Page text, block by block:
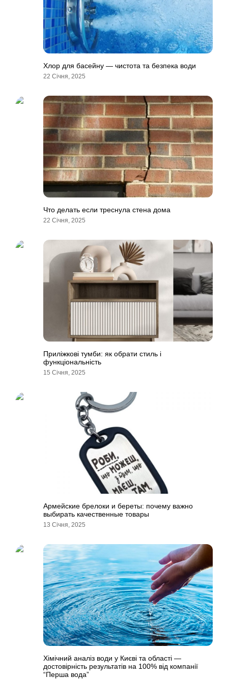
Хлор для басейну — чистота та безпека води
22 Січня, 2025
Что делать если треснула стена дома
22 Січня, 2025
Приліжкові тумби: як обрати стиль і
функціональність
15 Січня, 2025
Армейские брелоки и береты: почему важно
выбирать качественные товары
13 Січня, 2025
Хімічний аналіз води у Києві та області —
достовірність результатів на 100% від компанії
“Перша вода”